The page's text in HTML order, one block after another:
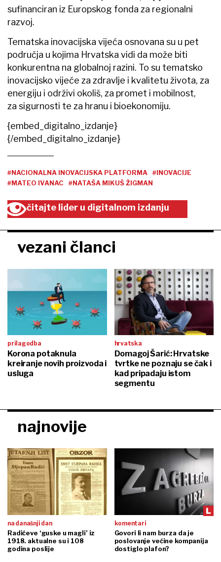
sufinanciran iz Europskog fonda za regionalni
razvoj.
Tematska inovacijska vijeća osnovana su u pet
područja u kojima Hrvatska vidi da može biti
konkurentna na globalnoj razini. To su tematsko
inovacijsko vijeće za zdravlje i kvalitetu života, za
energiju i održivi okoliš, za promet i mobilnost,
za sigurnosti te za hranu i bioekonomiju.
{embed_digitalno_izdanje}
{/embed_digitalno_izdanje}
#NACIONALNA INOVACIJSKA PLATFORMA
#INOVACIJE
#MATEO IVANAC
#NATAŠA MIKUŠ ŽIGMAN
čitajte lider u digitalnom izdanju
vezani članci
prilagodba
Korona potaknula
kreiranje novih proizvoda i
usluga
hrvatska
Domagoj Šarić: Hrvatske
tvrtke ne poznaju se čak i
kad pripadaju istom
segmentu
najnovije
na današnji dan
Radićeve ‘guske u magli’ iz
1918. aktualne su i 108
godina poslije
komentari
Govori li nam burza da je
poslovanje većine kompanija
dostiglo plafon?